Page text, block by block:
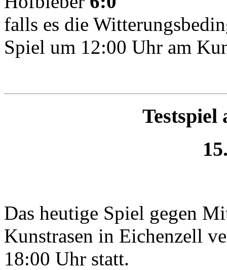
falls es die
Spiel um 12:00 Uhr am
Testspiel
Das heutige Spiel gegen
Kunstrasen in Eichenzell
18:00 Uhr statt.